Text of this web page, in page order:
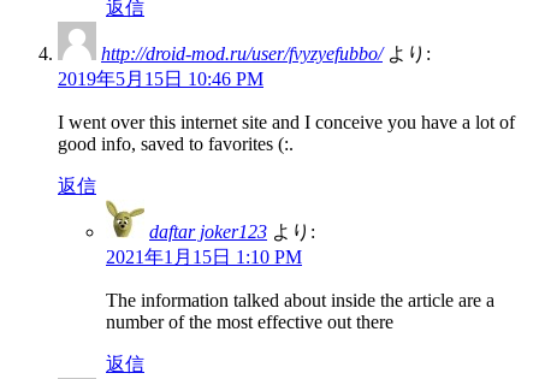
返信
http://droid-mod.ru/user/fvyzyefubbo/ より:
2019年5月15日 10:46 PM
I went over this internet site and I conceive you have a lot of
good info, saved to favorites (:.
返信
daftar joker123 より:
2021年1月15日 1:10 PM
The information talked about inside the article are a
number of the most effective out there
返信